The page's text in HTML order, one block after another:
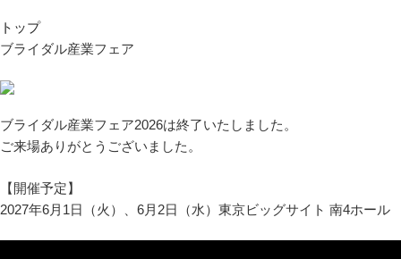
トップ
ブライダル産業フェア
ブライダル産業フェア2026は終了いたしました。
ご来場ありがとうございました。
【開催予定】
2027年6月1日（火）、6月2日（水）東京ビッグサイト 南4ホール